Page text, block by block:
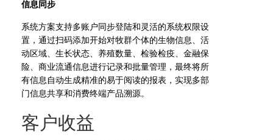
信息同步
系统方案支持多账户同步登陆和灵活的系统权限设
置，通过扫码添加开始对牧群个体的生物信息、活
动区域、生长状态、养殖数量、检验检疫、金融保
险、商业流通信息进行记录和批量管理，最终将所
有信息自动生成精准的易于阅读的报表，实现多部
门信息共享和消费终端产品溯源。
客户收益